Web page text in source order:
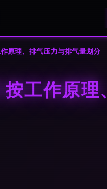
原理、排气压力与排气量划分
工作原